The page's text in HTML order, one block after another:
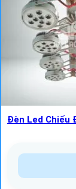
Đèn Led Chiếu